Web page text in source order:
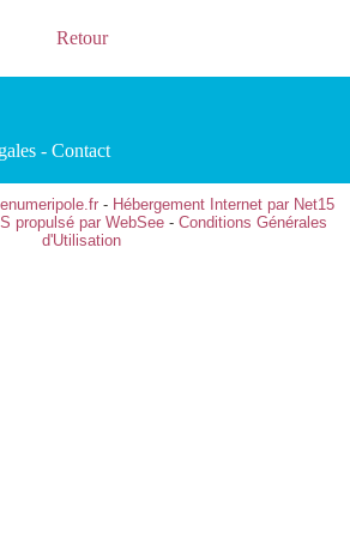
Retour
- Contact
- Hébergement Internet par Net15
propulsé par WebSee- Conditions Générales
d'Utilisation